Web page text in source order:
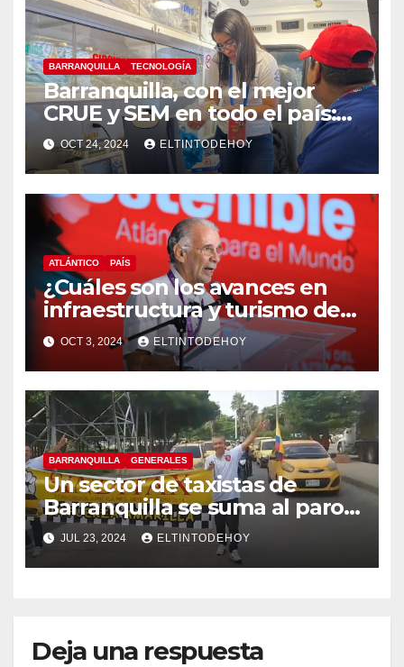
BARRANQUILLA TECNOLOGÍA
Barranquilla, con el mejor
CRUE y SEM en todo el país:
MinSalud
OCT 24, 2024 ELTINTODEHOY
ATLÁNTICO PAÍS
¿Cuáles son los avances en
infraestructura y turismo del
Atlántico? Gobernador
responde
OCT 3, 2024 ELTINTODEHOY
BARRANQUILLA GENERALES
Un sector de taxistas de
Barranquilla se suma al paro
nacional
JUL 23, 2024 ELTINTODEHOY
Deja una respuesta